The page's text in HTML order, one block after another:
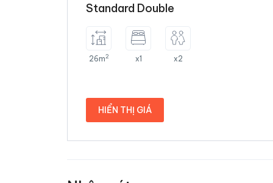
Standard Double
26m2 x1 x2
HIỂN THỊ GIÁ